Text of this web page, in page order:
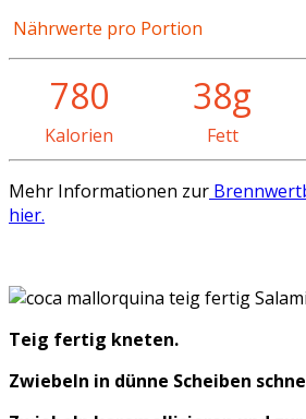
Nährwerte pro Portion
780 38g
Kalorien Fett
Mehr Informationen zur
hier.
Teig fertig kneten.
Zwiebeln in dünne Scheiben